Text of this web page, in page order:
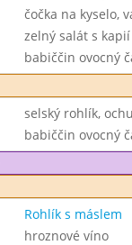
čočka na kyselo,
zelný salát s kapií
babiččin ovocný
selský rohlík,
babiččin ovocný
Rohlík s máslem
hroznové víno